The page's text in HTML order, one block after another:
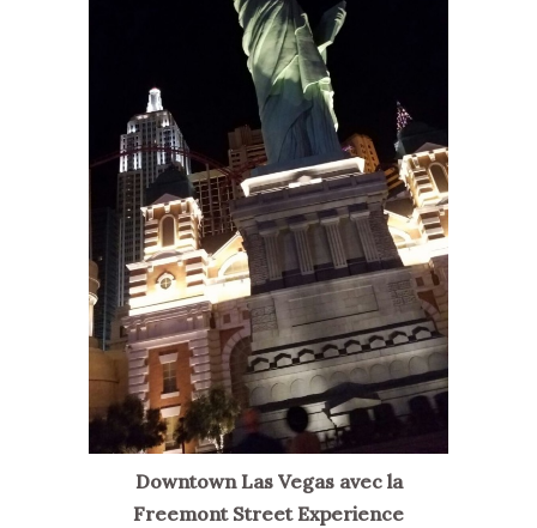
Downtown Las Vegas avec la
Freemont Street Experience